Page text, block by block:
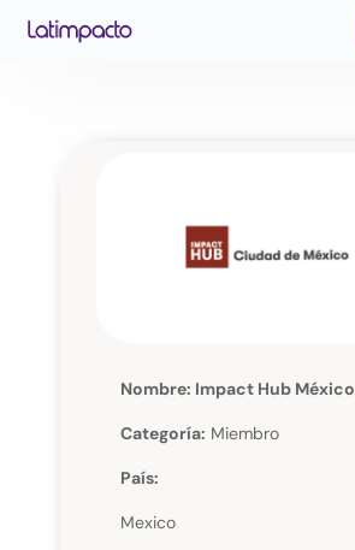
Nombre: Impact Hub México
Categoría: Miembro
País:
Mexico